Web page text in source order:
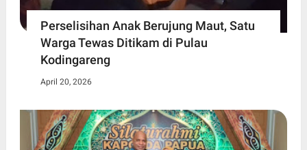
Perselisihan Anak Berujung Maut, Satu
Warga Tewas Ditikam di Pulau
Kodingareng
April 20, 2026